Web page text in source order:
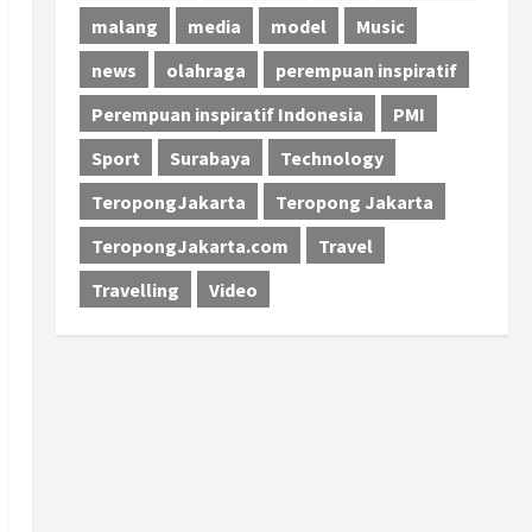
malang
media model
Music
news
olahraga
perempuan inspiratif
Perempuan inspiratif Indonesia
PMI
Sport
Surabaya
Technology
TeropongJakarta
Teropong Jakarta
TeropongJakarta.com
Travel
Travelling
Video